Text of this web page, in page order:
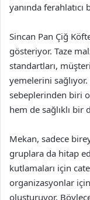
yanında ferahlatıcı
Sincan Pan Çiğ
gösteriyor. Taze
standartları,
yemelerini
sebeplerinden biri
hem de sağlıklı bir
Mekan, sadece
gruplara da hitap
kutlamaları için
organizasyonlar
oluşturuyor.